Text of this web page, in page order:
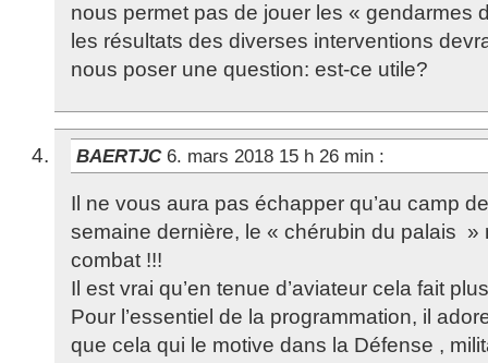
nous permet pas de jouer les « gendarmes
les résultats des diverses interventions
nous poser une question: est-ce utile?
BAERTJC 6. mars 2018 15 h 26 min :
Il ne vous aura pas échapper qu’au camp
semaine dernière, le « chérubin du palais »
combat !!!
Il est vrai qu’en tenue d’aviateur cela fait
Pour l’essentiel de la programmation, il
que cela qui le motive dans la Défense ,